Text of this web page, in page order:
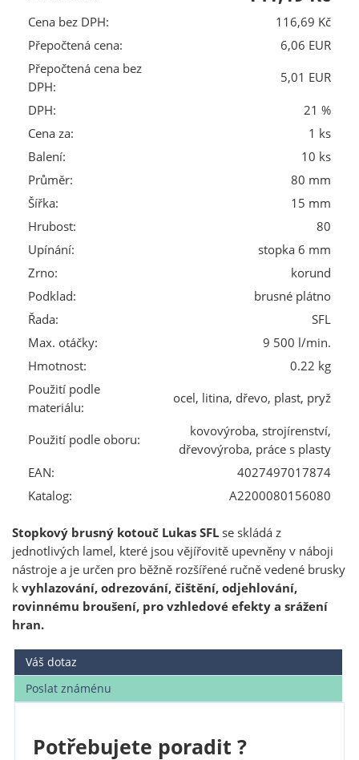
Cena bez DPH:
116,69 Kč
Přepočtená cena:
6,06 EUR
Přepočtená cena bez
DPH:
5,01 EUR
DPH:
21 %
Cena za:
1 ks
Balení:
10 ks
Průměr:
80 mm
Šířka:
15 mm
Hrubost:
80
Upínání:
stopka 6 mm
Zrno:
korund
Podklad:
brusné plátno
Řada:
SFL
Max. otáčky:
9 500 l/min.
Hmotnost:
0.22 kg
Použití podle
materiálu:
ocel, litina, dřevo, plast, pryž
Použití podle oboru:
kovovýroba, strojírenství,
dřevovýroba, práce s plasty
EAN:
4027497017874
Katalog:
A2200080156080
Stopkový brusný kotouč Lukas SFLse skládá z
jednotlivých lamel, které jsou vějířovitě upevněny v náboji
nástroje a je určen pro běžně rozšířené ručně vedené brusky
kvyhlazování, odrezování, čištění, odjehlování,
rovinnému broušení, pro vzhledové efekty a srážení
hran.
Váš dotaz
Poslat známénu
Potřebujete poradit ?